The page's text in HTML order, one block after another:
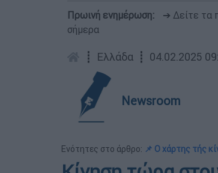
Πρωινή ενημέρωση: ➔ Δείτε τα
σήμερα
┋ Ελλάδα ┋ 04.02.2025
Newsroom
Ενότητες στο άρθρο: 📌 Ο χάρτης τής